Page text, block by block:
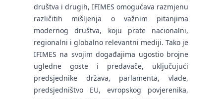
društva i drugih, IFIMES omogućava razmjenu
različitih mišljenja o važnim pitanjima
modernog društva, koju prate nacionalni,
regionalni i globalno relevantni mediji. Tako je
IFIMES na svojim događajima ugostio brojne
ugledne goste i predavače, uključujući
predsjednike država, parlamenta, vlade,
predsjedništvo EU, evropskog povjerenika,